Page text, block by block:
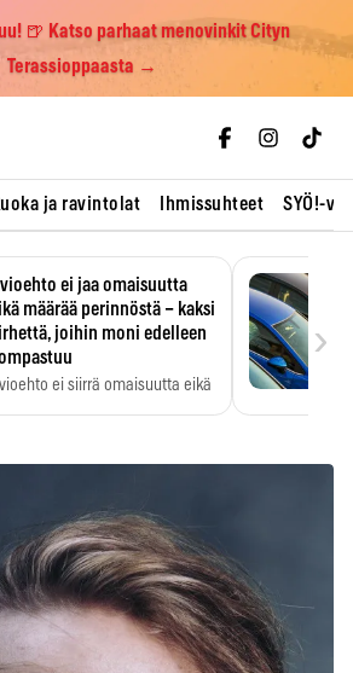
🍺 Katso parhaat menovinkit Cityn
Terassioppaasta →
ja ravintolat Ihmissuhteet SYÖ!-
ei jaa omaisuutta
määrää perinnöstä – kaksi
joihin moni edelleen
ei siirrä omaisuutta eikä
›